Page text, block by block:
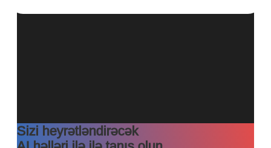
Sizi heyrətləndirəcək